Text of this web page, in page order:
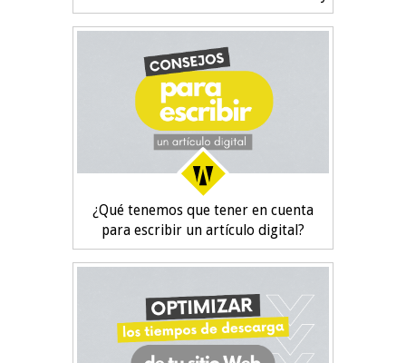
¿Qué tenemos que tener en cuenta
para escribir un artículo digital?